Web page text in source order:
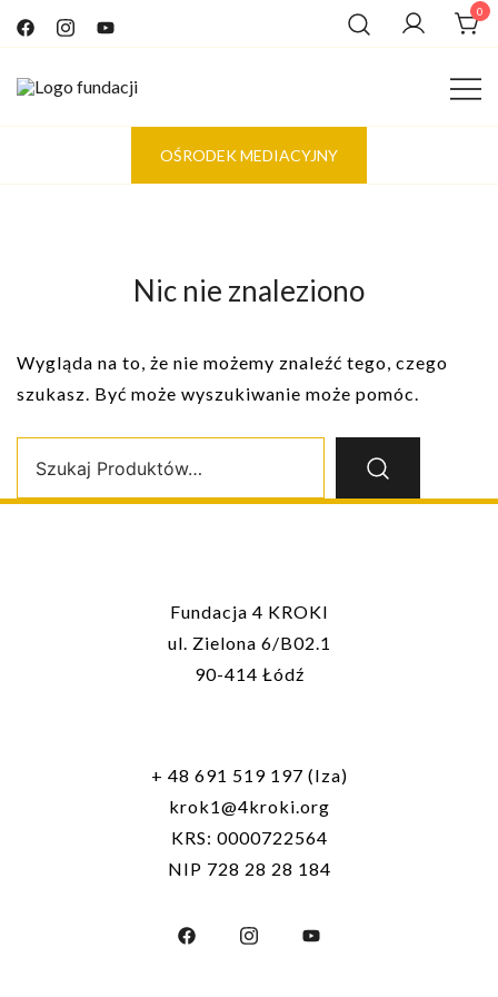
do
0
Fundacja 4 KROKI
Tworzymy świat oparty na empatycznym i szczerym
kontakcie
OŚRODEK MEDIACYJNY
Nic nie znaleziono
Wygląda na to, że nie możemy znaleźć tego, czego
szukasz. Być może wyszukiwanie może pomóc.
Fundacja 4 KROKI
ul. Zielona 6/B02.1
90-414 Łódź
+ 48 691 519 197 (Iza)
krok1@4kroki.org
KRS: 0000722564
NIP 728 28 28 184